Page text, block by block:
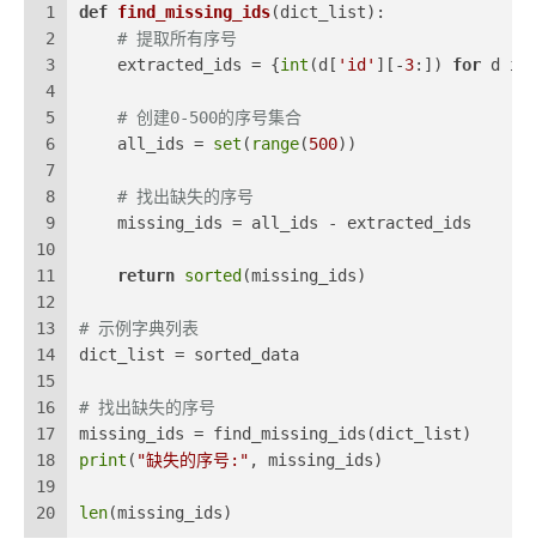
1
2
3
4
5
6
7
8
9
10
11
12
13
14
15
16
17
18
19
20
def find_missing_ids(dict_list):
# 提取所有序号
    extracted_ids = {
int (d[ 'id' ][-3:]) for d in
# 创建0-500的序号集合
    all_ids =
set ( range(500))
# 找出缺失的序号
    missing_ids = all_ids - extracted_ids
return sorted (missing_ids)
# 示例字典列表
dict_list = sorted_data
# 找出缺失的序号
missing_ids = find_missing_ids(dict_list)
print ( "缺失的序号:" , missing_ids)
len(missing_ids)